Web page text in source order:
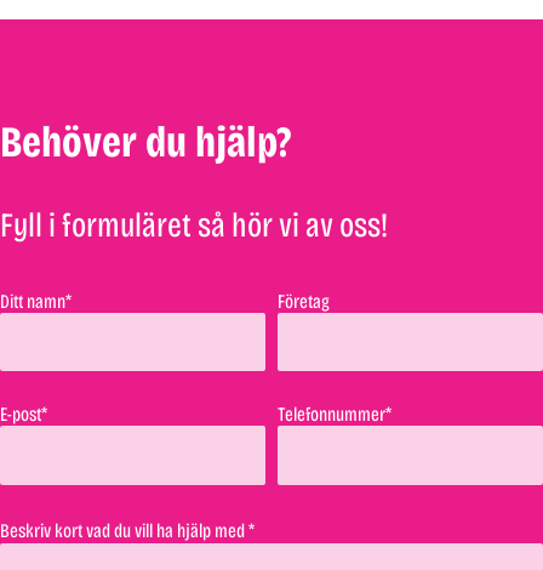
Behöver du hjälp?
Fyll i formuläret så hör vi av oss!
Ditt namn* Företag
E-post* Telefonnummer*
Beskriv kort vad du vill ha hjälp med *